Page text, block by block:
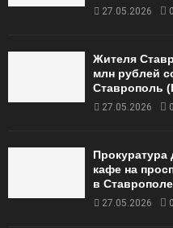
27.05.2026 0
Жителя
млн рублей
Ставрополь
27.05.2026 0
Прокуратура
кафе на
в
27.05.2026 0